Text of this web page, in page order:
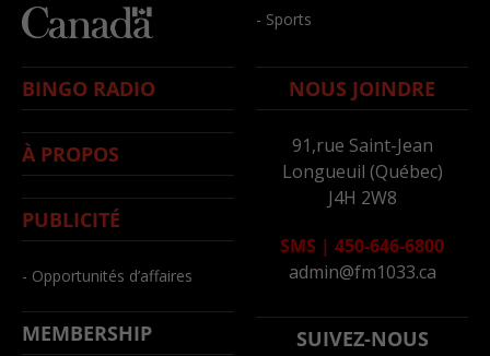
- Sports
BINGO RADIO
À PROPOS
PUBLICITÉ
- Opportunités d’affaires
MEMBERSHIP
NOUS JOINDRE
91,rue Saint-Jean
Longueuil (Québec)
J4H 2W8
SMS | 450-646-6800
admin@fm1033.ca
SUIVEZ-NOUS